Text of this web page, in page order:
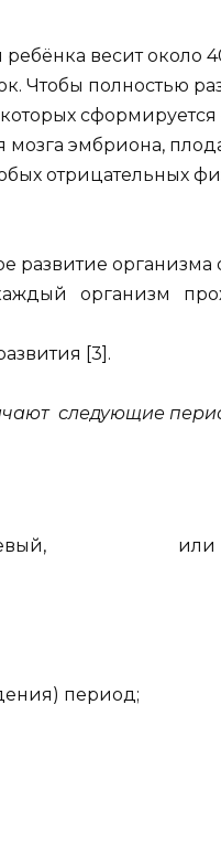
весит около
Чтобы полностью
мозга эмбриона,
отрицательных
развитие организма
организм
[3].
следующие
период;